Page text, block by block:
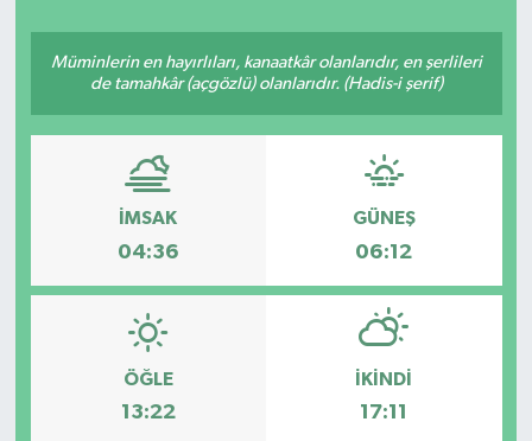
Müminlerin en hayırlıları, kanaatkâr olanlarıdır, en şerlileri
de tamahkâr (açgözlü) olanlarıdır. (Hadis-i şerif)
İMSAK
04:36
GÜNEŞ
06:12
ÖĞLE
13:22
İKINDI
17:11